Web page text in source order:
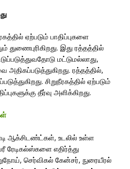
ஏற்படும் பாதிப்புகளை
துணைபுரிகிறது. இது ரத்தத்தில்
மட்டுமல்லாது,
அதிகப்படுத்துகிறது. ரத்தத்தில்,
சிறுநீரகத்தில் ஏற்படும்
தீர்வு அளிக்கிறது.
ஆக்சிடண்ட்கள், உடலில் உள்ள
ரேடிகல்ஸ்களை எதிர்த்து
செர்விகல் கேன்சர், நுரையீரல்